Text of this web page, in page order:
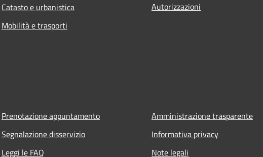
Catasto e urbanistica
Mobilità e trasporti
Autorizzazioni
Prenotazione appuntamento
Segnalazione disservizio
Leggi le FAQ
Amministrazione trasparente
Informativa privacy
Note legali